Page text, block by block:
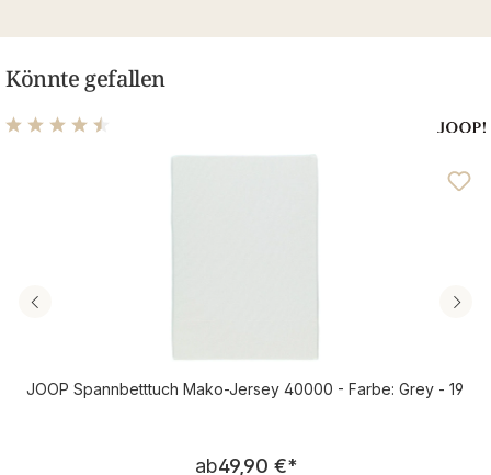
Könnte gefallen
Durchschnittliche Bewertung von 4.39 von 5 Sternen
JOOP Spannbetttuch Mako-Jersey 40000 - Farbe: Grey - 19
Regulärer Preis:
ab49,90 €*